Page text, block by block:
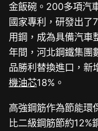
金飯碗。200多項汽
國家專利，研發出了
用鋼，成為具備汽車
年間，河北鋼鐵集團
品勝利替換進口，新
機油芯18%。
高強鋼筋作為節能環
比二級鋼筋節約12%